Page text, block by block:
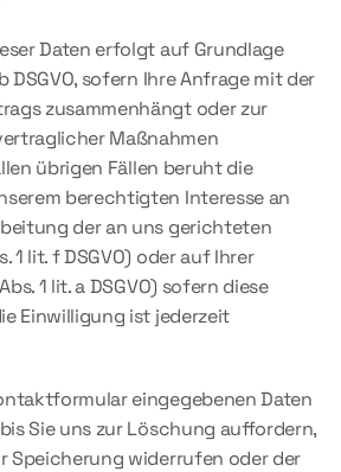
Daten erfolgt auf Grundlage
DSGVO, sofern Ihre Anfrage mit der
zusammenhängt oder zur
Maßnahmen
übrigen Fällen beruht die
berechtigten Interesse an
der an uns gerichteten
1 lit. f DSGVO) oder auf Ihrer
1 lit. a DSGVO) sofern diese
Einwilligung ist jederzeit
eingegebenen Daten
Sie uns zur Löschung auffordern,
Speicherung widerrufen oder der